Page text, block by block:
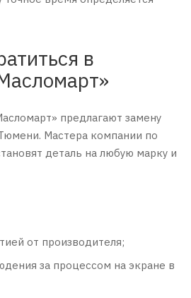
в
предлагают замену
Мастера компании по
деталь на любую марку и
от производителя;
за процессом на экране в